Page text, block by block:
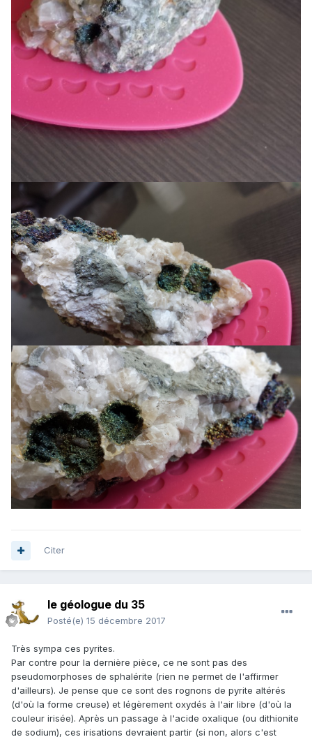
Citer
le géologue du 35
Posté(e) 15 décembre 2017
Très sympa ces pyrites.
Par contre pour la dernière pièce, ce ne sont pas des
pseudomorphoses de sphalérite (rien ne permet de l'affirmer
d'ailleurs). Je pense que ce sont des rognons de pyrite altérés
(d'où la forme creuse) et légèrement oxydés à l'air libre (d'où la
couleur irisée). Après un passage à l'acide oxalique (ou dithionite
de sodium), ces irisations devraient partir (si non, alors c'est